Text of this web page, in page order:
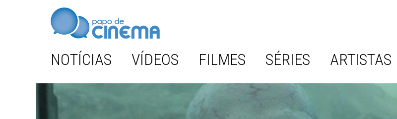
NOTÍCIAS VÍDEOS FILMES SÉRIES ARTISTAS